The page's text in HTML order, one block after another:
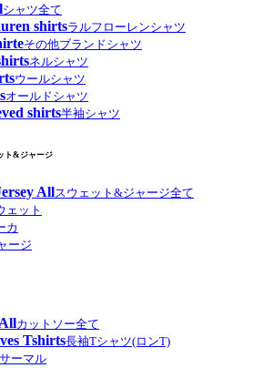
シャツ全て
shirtsラルフローレンシャツ
その他ブランドシャツ
ネルシャツ
ウールシャツ
オールドシャツ
shirts半袖シャツ
ト&ジャージ
Allスウェット&ジャージ全て
ェット
カ
ージ
カットソー全て
Tshirts長袖Tシャツ(ロンT)
サーマル